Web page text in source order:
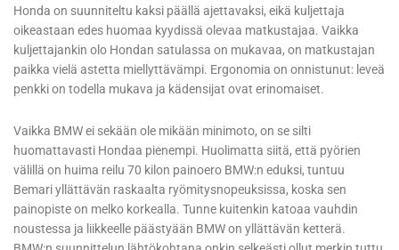
Honda on suunniteltu kaksi päällä ajettavaksi, eikä kuljettaja
oikeastaan edes huomaa kyydissä olevaa matkustajaa. Vaikka
kuljettajankin olo Hondan satulassa on mukavaa, on matkustajan
paikka vielä astetta miellyttävämpi. Ergonomia on onnistunut: leveä
penkki on todella mukava ja kädensijat ovat erinomaiset.
Vaikka BMW ei sekään ole mikään minimoto, on se silti
huomattavasti Hondaa pienempi. Huolimatta siitä, että pyörien
välillä on huima reilu 70 kilon painoero BMW:n eduksi, tuntuu
Bemari yllättävän raskaalta ryömitysnopeuksissa, koska sen
painopiste on melko korkealla. Tunne kuitenkin katoaa vauhdin
noustessa ja liikkeelle päästyään BMW on yllättävän ketterä.